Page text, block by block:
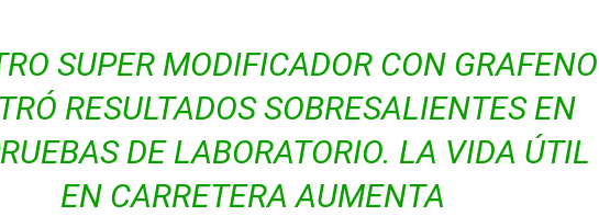
SUPER MODIFICADOR CON GRAFENO
RESULTADOS SOBRESALIENTES EN
DE LABORATORIO. LA VIDA ÚTIL
EN CARRETERA AUMENTA